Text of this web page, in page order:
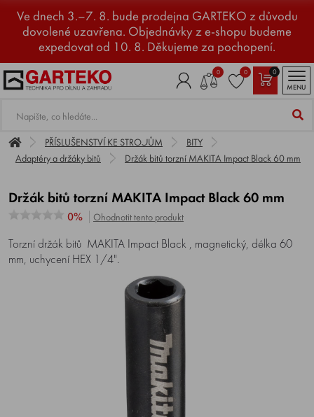
Ve dnech 3.–7. 8. bude prodejna GARTEKO z důvodu
dovolené uzavřena. Objednávky z e-shopu budeme
expedovat od 10. 8. Děkujeme za pochopení.
0 0
0
MENU
PŘÍSLUŠENSTVÍ KE STROJŮM
BITY
Adaptéry a držáky bitů
Držák bitů torzní MAKITA Impact Black 60 mm
Držák bitů torzní MAKITA Impact Black 60 mm
0% Ohodnotit tento produkt
Torzní držák bitů MAKITA Impact Black , magnetický, délka 60
mm, uchycení HEX 1/4".